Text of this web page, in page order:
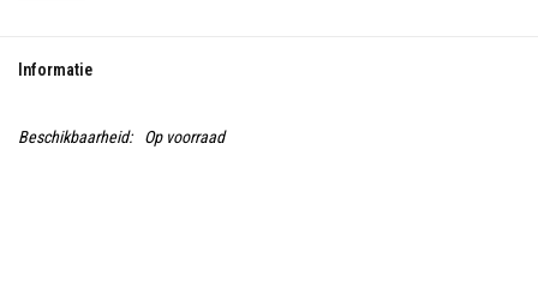
Informatie
Beschikbaarheid: Op voorraad